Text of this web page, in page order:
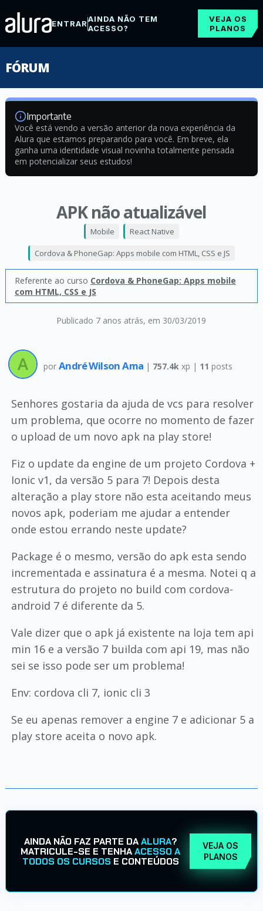
ENTRARAINDA NÃO TEM
ACESSO?
VEJA OS
PLANOS
FÓRUM
Importante
Você está vendo a versão anterior da nova experiência da
Alura que estamos preparando para você. Em breve, ela
ganha uma identidade visual novinha totalmente pensada
em potencializar seus estudos!
APK não atualizável
Publicado 7 anos atrás, em 30/03/2019
Mobile React Native
Cordova & PhoneGap: Apps mobile com HTML, CSS e JS
Referente ao curso Cordova & PhoneGap: Apps mobile
com HTML, CSS e JS
por André Wilson Ama | 757.4k xp | 11 posts
Senhores gostaria da ajuda de vcs para resolver
um problema, que ocorre no momento de fazer
o upload de um novo apk na play store!
Fiz o update da engine de um projeto Cordova +
Ionic v1, da versão 5 para 7! Depois desta
alteração a play store não esta aceitando meus
novos apk, poderiam me ajudar a entender
onde estou errando neste update?
Package é o mesmo, versão do apk esta sendo
incrementada e assinatura é a mesma. Notei q a
estrutura do projeto no build com cordova-
android 7 é diferente da 5.
Vale dizer que o apk já existente na loja tem api
min 16 e a versão 7 builda com api 19, mas não
sei se isso pode ser um problema!
Env: cordova cli 7, ionic cli 3
Se eu apenas remover a engine 7 e adicionar 5 a
play store aceita o novo apk.
AINDA NÃO FAZ PARTE DAALURA?
MATRICULE-SE E TENHAACESSO A
TODOS OS CURSOS E CONTEÚDOS
VEJA OS
PLANOS